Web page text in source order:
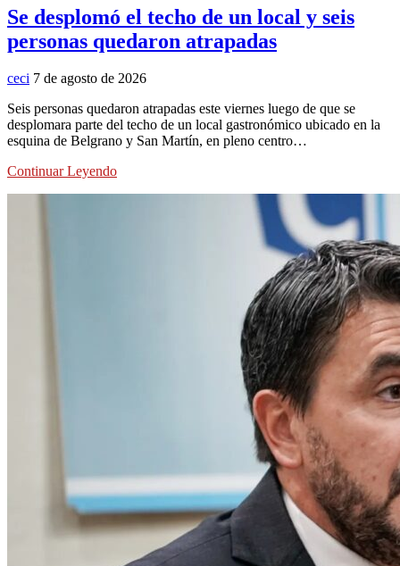
Se desplomó el techo de un local y seis
personas quedaron atrapadas
ceci 7 de agosto de 2026
Seis personas quedaron atrapadas este viernes luego de que se
desplomara parte del techo de un local gastronómico ubicado en la
esquina de Belgrano y San Martín, en pleno centro…
Continuar Leyendo